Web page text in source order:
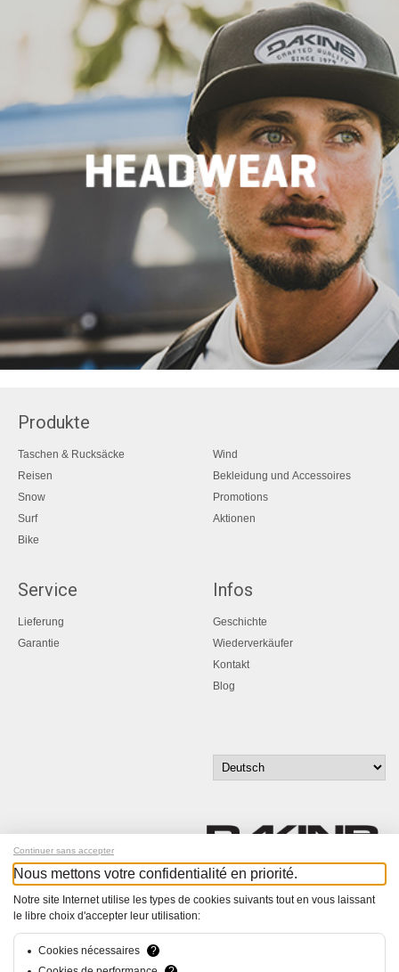
Produkte
Taschen & Rucksäcke
Reisen
Snow
Surf
Bike
Wind
Bekleidung und Accessoires
Promotions
Aktionen
Service
Lieferung
Garantie
Infos
Geschichte
Wiederverkäufer
Kontakt
Blog
Melde dich für unseren Newsletter an!
© Bucher+Walt 2011-2026
Continuer sans accepter
Nous mettons votre confidentialité en priorité.
Notre site Internet utilise les types de cookies suivants tout en vous laissant
le libre choix d'accepter leur utilisation:
Cookies nécessaires
?